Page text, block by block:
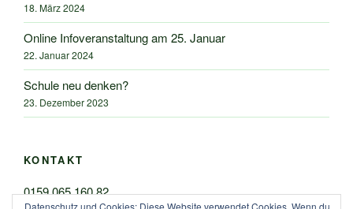
18. März 2024
Online Infoveranstaltung am 25. Januar
22. Januar 2024
Schule neu denken?
23. Dezember 2023
KONTAKT
0159 065 160 82
Datenschutz und Cookies: Diese Website verwendet Cookies. Wenn du